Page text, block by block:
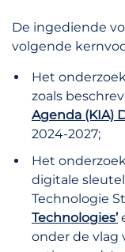
De ingediende
volgende
Het
zoals
Agenda (KIA)
2024-2027;
Het
digitale
Technologie
Technologies’
onder de vlag